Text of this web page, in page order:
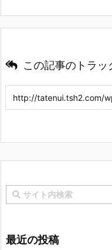
この記事のトラッ
最近の投稿